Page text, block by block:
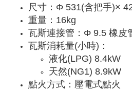
尺寸：Φ 531(含把手)×
重量：16kg
瓦斯連接管：Φ 9.5 橡皮
瓦斯消耗量(小時)：
液化(LPG) 8.4kW
天然(NG1) 8.9kW
點火方式：壓電式點火